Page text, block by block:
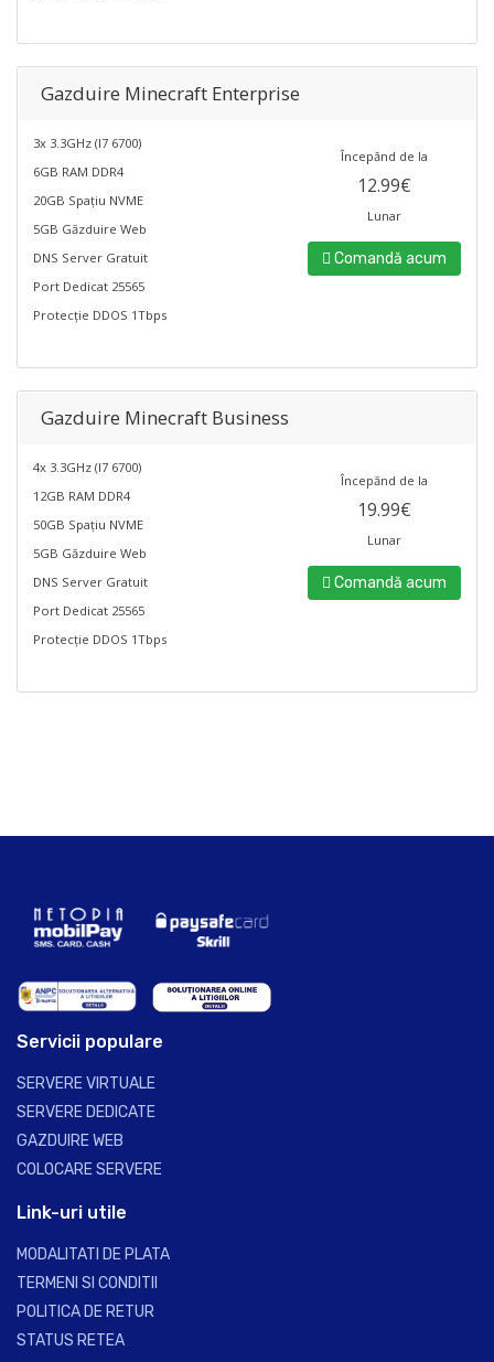
Gazduire Minecraft Enterprise
3x 3.3GHz (I7 6700)
6GB RAM DDR4
20GB Spațiu NVME
5GB Găzduire Web
DNS Server Gratuit
Port Dedicat 25565
Protecție DDOS 1Tbps
Începănd de la
12.99€
Lunar
Comandă acum
Gazduire Minecraft Business
4x 3.3GHz (I7 6700)
12GB RAM DDR4
50GB Spațiu NVME
5GB Găzduire Web
DNS Server Gratuit
Port Dedicat 25565
Protecție DDOS 1Tbps
Începănd de la
19.99€
Lunar
Comandă acum
Servicii populare
SERVERE VIRTUALE
SERVERE DEDICATE
GAZDUIRE WEB
COLOCARE SERVERE
Link-uri utile
MODALITATI DE PLATA
TERMENI SI CONDITII
POLITICA DE RETUR
STATUS RETEA